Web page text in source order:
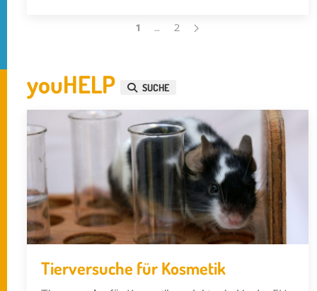
1 … 2
youHELP SUCHE
Tierversuche für Kosmetik